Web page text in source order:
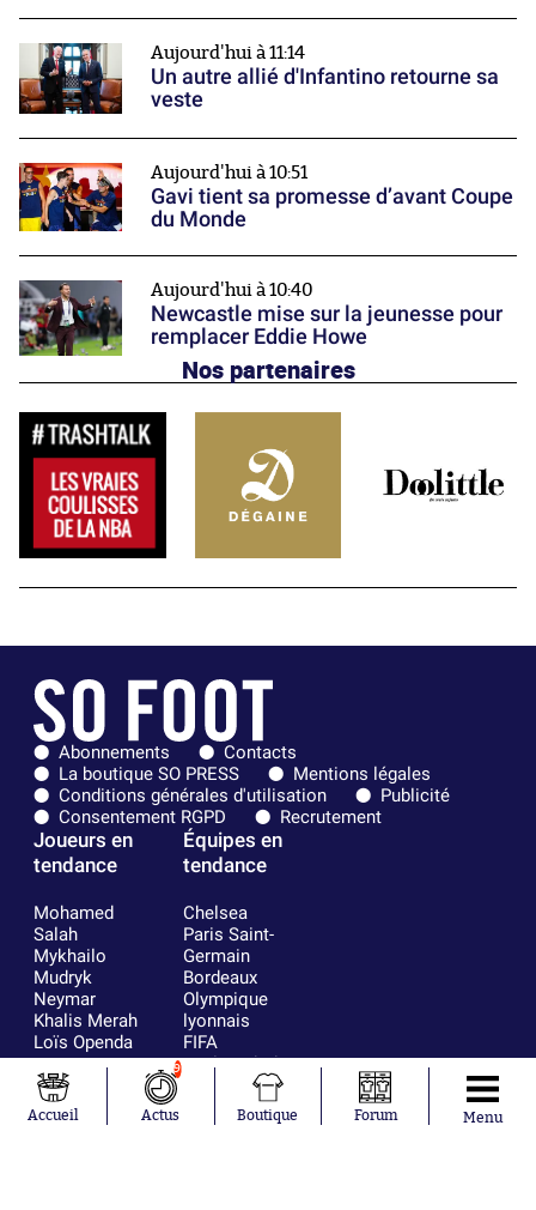
Aujourd'hui à 11:14
Un autre allié d'Infantino retourne sa
veste
Aujourd'hui à 10:51
Gavi tient sa promesse d’avant Coupe
du Monde
Aujourd'hui à 10:40
Newcastle mise sur la jeunesse pour
remplacer Eddie Howe
Nos partenaires
Abonnements
Contacts
La boutique SO PRESS
Mentions légales
Conditions générales d'utilisation
Publicité
Consentement RGPD
Recrutement
Joueurs en
tendance
Mohamed
Salah
Mykhailo
Mudryk
Neymar
Khalis Merah
Loïs Openda
Moussa
Niakhaté
Nicolás
Tagliafico
Équipes en
tendance
Chelsea
Paris Saint-
Germain
Bordeaux
Olympique
lyonnais
FIFA
Real Madrid
RC Strasbourg
AC Milan
France
Accueil
9
Actus Boutique Forum Menu